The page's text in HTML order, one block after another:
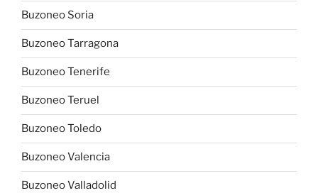
Buzoneo Soria
Buzoneo Tarragona
Buzoneo Tenerife
Buzoneo Teruel
Buzoneo Toledo
Buzoneo Valencia
Buzoneo Valladolid